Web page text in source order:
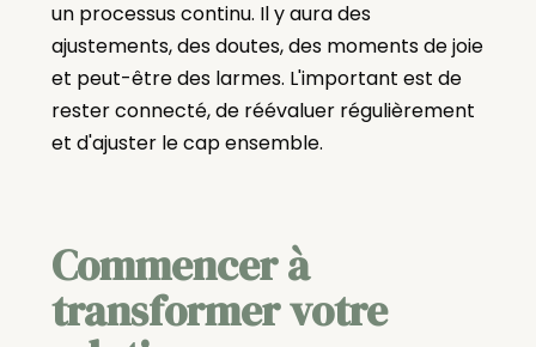
un processus continu. Il y aura des
ajustements, des doutes, des moments de joie
et peut-être des larmes. L'important est de
rester connecté, de réévaluer régulièrement
et d'ajuster le cap ensemble.
Commencer à
transformer votre